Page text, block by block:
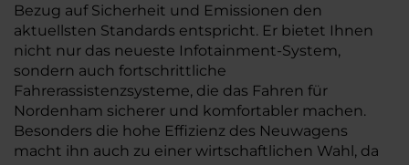
Bezug auf Sicherheit und Emissionen den
aktuellsten Standards entspricht. Er bietet Ihnen
nicht nur das neueste Infotainment-System,
sondern auch fortschrittliche
Fahrerassistenzsysteme, die das Fahren für
Nordenham sicherer und komfortabler machen.
Besonders die hohe Effizienz des Neuwagens
macht ihn auch zu einer wirtschaftlichen Wahl, da